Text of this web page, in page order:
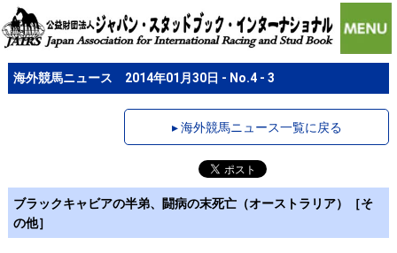
海外競馬ニュース 2014年01月30日 - No.4 - 3
▸ 海外競馬ニュース一覧に戻る
ブラックキャビアの半弟、闘病の末死亡（オーストラリア）［そ
の他］